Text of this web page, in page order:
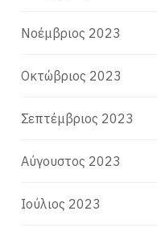
Νοέμβριος 2023
Οκτώβριος 2023
Σεπτέμβριος 2023
Αύγουστος 2023
Ιούλιος 2023